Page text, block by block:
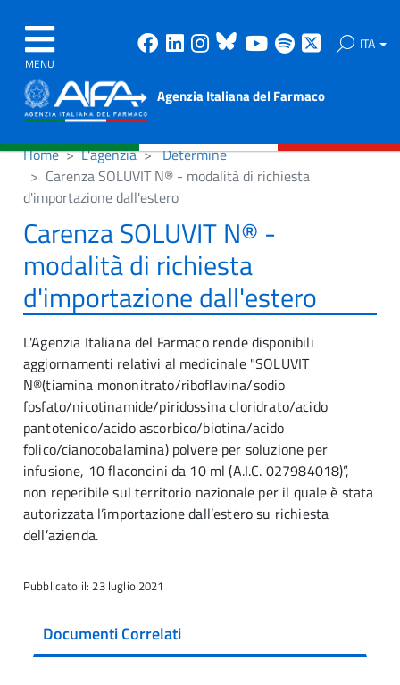
MENU
Facebook
Linkedin
Instagram
Bluesky
Youtube
Spotify ITA
Agenzia Italiana del Farmaco
Home L'agenzia
Determine
Carenza SOLUVIT N® - modalità di richiesta
d'importazione dall'estero
Carenza SOLUVIT N® -
modalità di richiesta
d'importazione dall'estero
L'Agenzia Italiana del Farmaco rende disponibili
aggiornamenti relativi al medicinale "SOLUVIT
N®(tiamina mononitrato/riboflavina/sodio
fosfato/nicotinamide/piridossina cloridrato/acido
pantotenico/acido ascorbico/biotina/acido
folico/cianocobalamina) polvere per soluzione per
infusione, 10 flaconcini da 10 ml (A.I.C. 027984018)”,
non reperibile sul territorio nazionale per il quale è stata
autorizzata l’importazione dall’estero su richiesta
dell’azienda.
Pubblicato il: 23 luglio 2021
Documenti Correlati